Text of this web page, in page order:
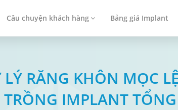
Câu chuyện khách hàng Bảng giá Implant
RĂNG KHÔN MỌC
IMPLANT